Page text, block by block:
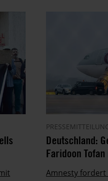
Deutschland:
Faridoon
Amnesty fordert